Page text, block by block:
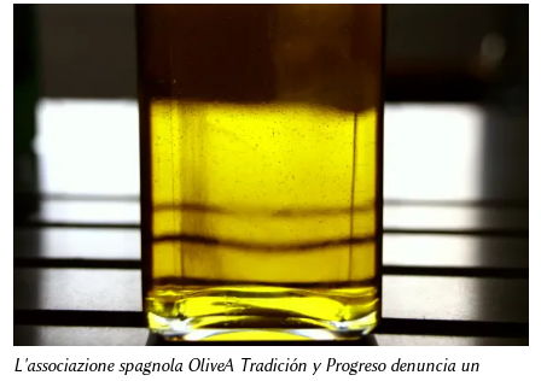
L'associazione spagnola OliveA Tradición y Progreso denuncia un